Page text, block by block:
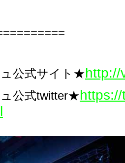
公式サイト★http://
公式twitter★